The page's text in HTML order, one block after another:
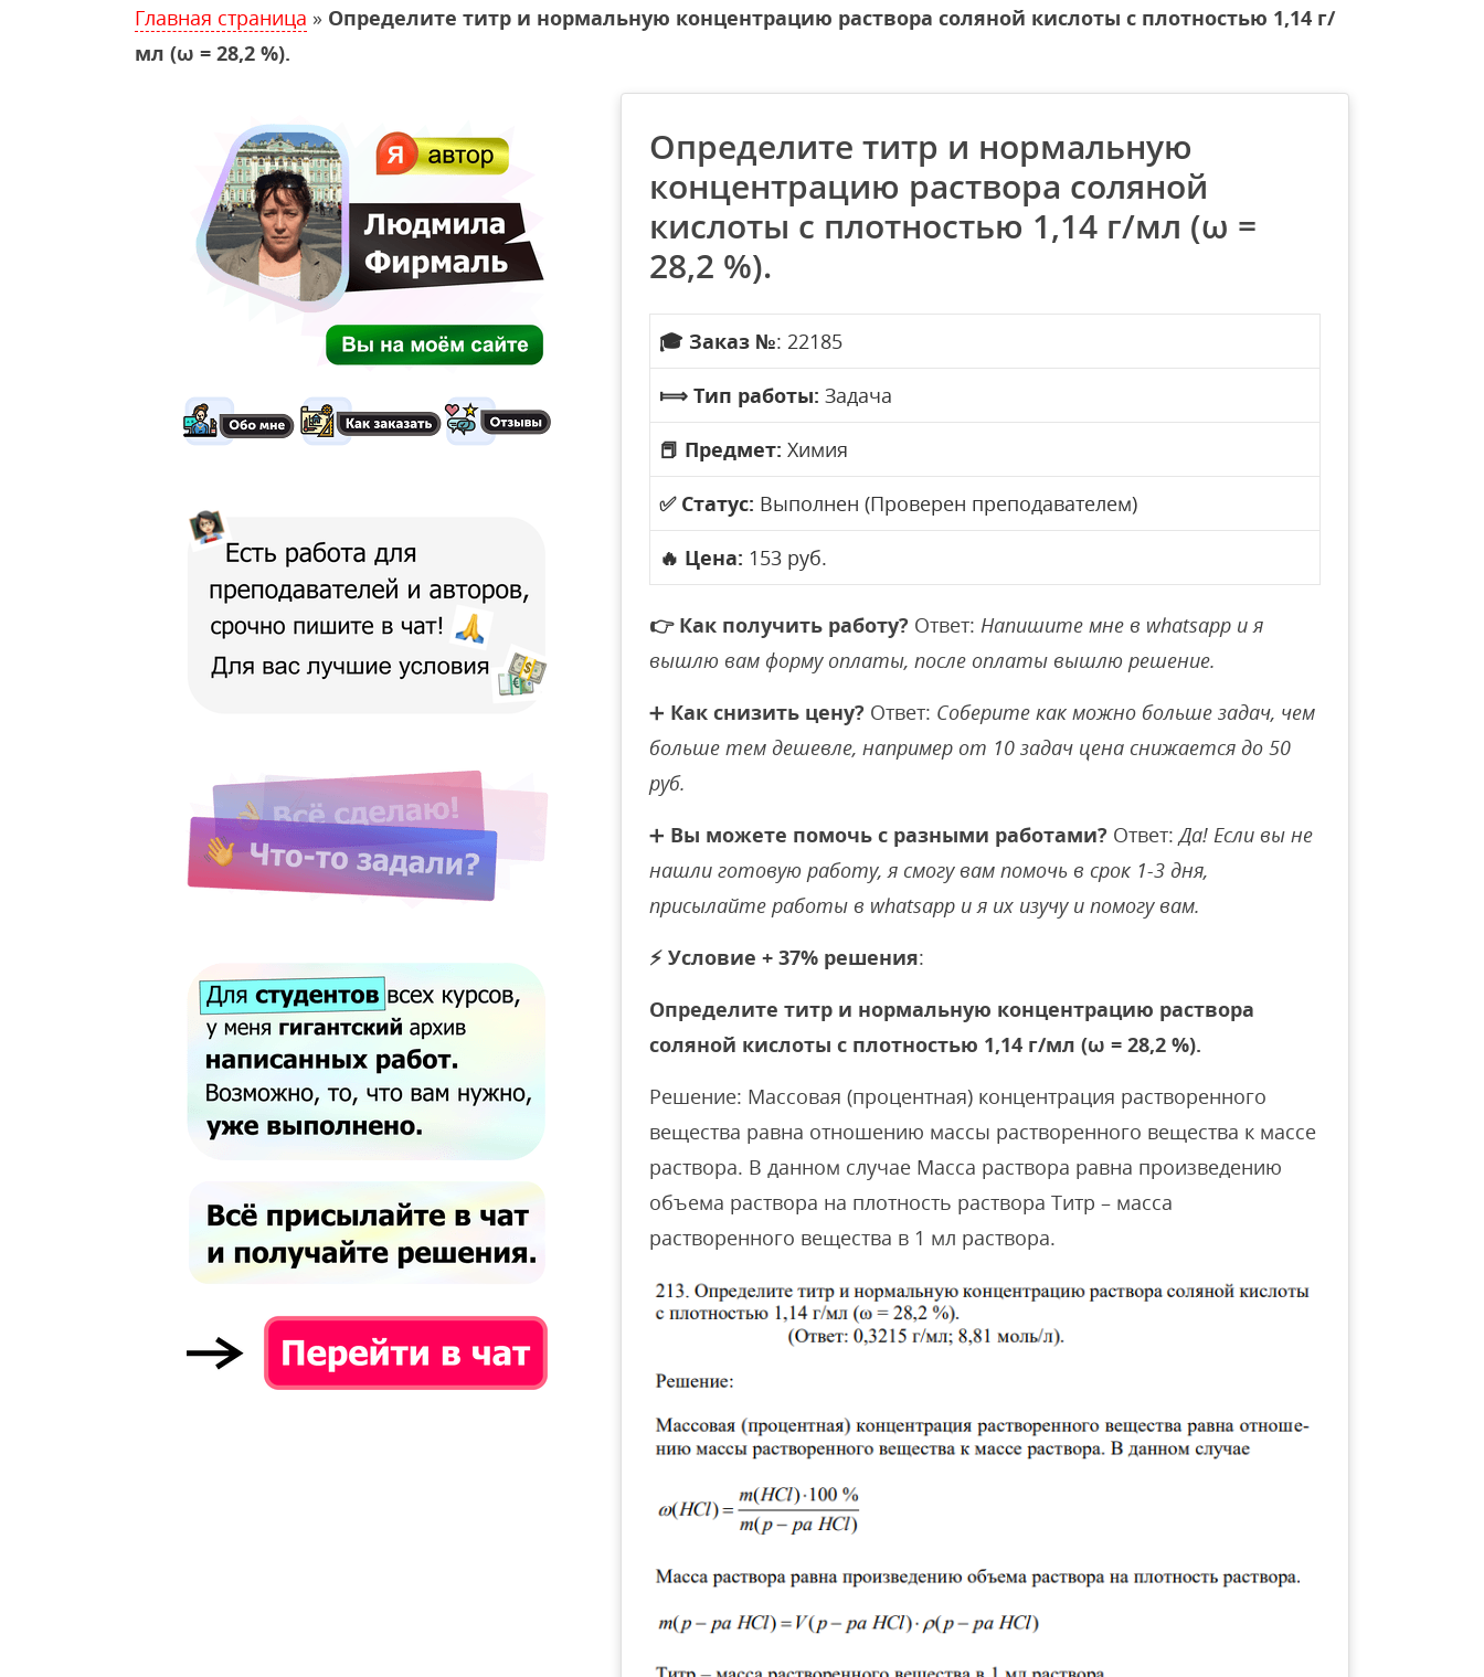
Главная страница » Определите титр и нормальную концентрацию раствора соляной кислоты с плотностью 1,14 г/
мл (ω = 28,2 %).
Определите титр и нормальную
концентрацию раствора соляной
кислоты с плотностью 1,14 г/мл (ω =
28,2 %).
🎓 Заказ №: 22185
⟾ Тип работы: Задача
📕 Предмет: Химия
✅ Статус: Выполнен (Проверен преподавателем)
🔥 Цена: 153 руб.
👉 Как получить работу? Ответ: Напишите мне в whatsapp и я
вышлю вам форму оплаты, после оплаты вышлю решение.
➕ Как снизить цену? Ответ: Соберите как можно больше задач, чем
больше тем дешевле, например от 10 задач цена снижается до 50
руб.
➕ Вы можете помочь с разными работами? Ответ:Да! Если вы не
нашли готовую работу, я смогу вам помочь в срок 1-3 дня,
присылайте работы в whatsapp и я их изучу и помогу вам.
⚡ Условие + 37% решения:
Определите титр и нормальную концентрацию раствора
соляной кислоты с плотностью 1,14 г/мл (ω = 28,2 %).
Решение: Массовая (процентная) концентрация растворенного
вещества равна отношению массы растворенного вещества к массе
раствора. В данном случае Масса раствора равна произведению
объема раствора на плотность раствора Титр – масса
растворенного вещества в 1 мл раствора.